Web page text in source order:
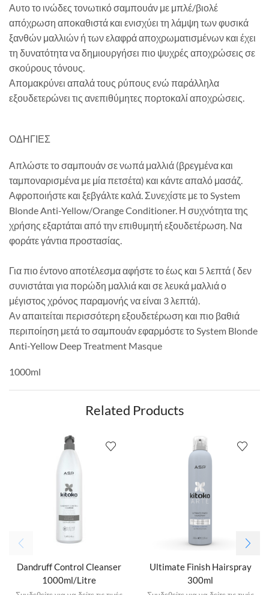
Αυτο το ινώδες τονωτικό σαμπουάν με μπλέ/βιολέ
απόχρωση αποκαθιστά και ενισχύει τη λάμψη των φυσικά
ξανθών μαλλιών ή των ελαφρά αποχρωματισμένων και έχει
τη δυνατότητα να δημιουργήσει πιο ψυχρές αποχρώσεις σε
σκούρους τόνους.
Απομακρύνει απαλά τους ρύπους ενώ παράλληλα
εξουδετερώνει τις ανεπιθύμητες πορτοκαλί αποχρώσεις.
ΟΔΗΓΙΕΣ
Απλώστε το σαμπουάν σε νωπά μαλλιά (βρεγμένα και
ταμποναρισμένα με μία πετσέτα) και κάντε απαλό μασάζ.
Αφροποιήστε και ξεβγάλτε καλά. Συνεχίστε με το System
Blonde Anti-Yellow/Orange Conditioner. Η συχνότητα της
χρήσης εξαρτάται από την επιθυμητή εξουδετέρωση. Να
φοράτε γάντια προστασίας.
Για πιο έντονο αποτέλεσμα αφήστε το έως και 5 λεπτά ( δεν
συνιστάται για πορώδη μαλλιά και σε λευκά μαλλιά ο
μέγιστος χρόνος παραμονής να είναι 3 λεπτά).
Αν απαιτείται περισσότερη εξουδετέρωση και πιο βαθιά
περιποίηση μετά το σαμπουάν εφαρμόστε το System Blonde
Anti-Yellow Deep Treatment Masque
1000ml
Related Products
Dandruff Control Cleanser
1000ml/Litre
Ultimate Finish Hairspray
300ml